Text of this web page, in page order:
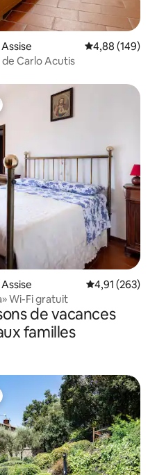
Évaluation
4,88 (149)
Carlo Acutis
plus appréciés
Évaluation
4,91 (263)
Wi-Fi gratuit
de vacances
familles
plus appréciés